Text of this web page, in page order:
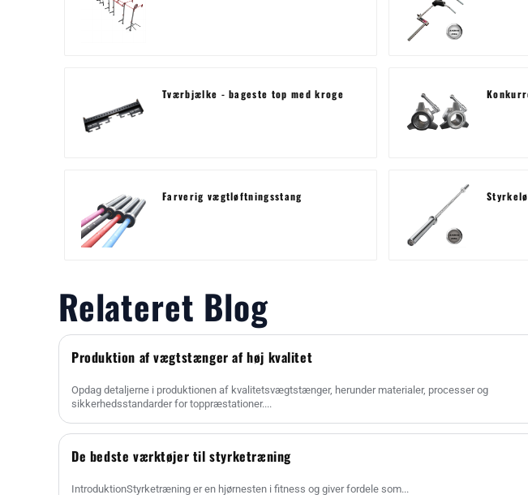
Tværbjælke - bageste top med kroge
Farverig vægtløftningsstang
Relateret Blog
Produktion af vægtstænger af høj kvalitet
Opdag detaljerne i produktionen af kvalitetsvægtstænger, herunder materialer, processer og
sikkerhedsstandarder for toppræstationer....
De bedste værktøjer til styrketræning
IntroduktionStyrketræning er en hjørnesten i fitness og giver fordele som...